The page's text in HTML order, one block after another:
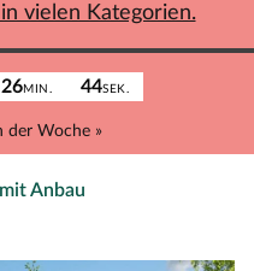
26MIN. 44SEK.
der Woche »
vielen Kategorien.
Anbau